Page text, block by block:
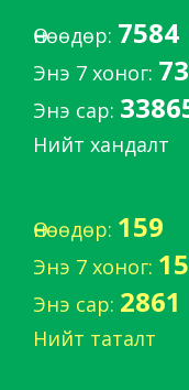
Өнөөдөр: 7584
Энэ 7 хоног:
Энэ сар:
Нийт хандалт
Өнөөдөр: 159
Энэ 7 хоног:
Энэ сар: 2861
Нийт таталт